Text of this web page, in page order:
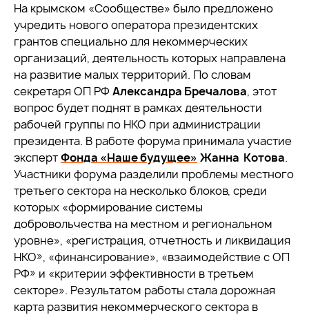
На крымском «Сообществе» было предложено
учредить нового оператора президентских
грантов специально для некоммерческих
организаций, деятельность которых направлена
на развитие малых территорий. По словам
секретаря ОП РФ Александра Бречалова, этот
вопрос будет поднят в рамках деятельности
рабочей группы по НКО при администрации
президента. В работе форума принимала участие
экспертФонда «Наше будущее» Жанна Котова.
Участники форума разделили проблемы местного
третьего сектора на несколько блоков, среди
которых «формирование системы
добровольчества на местном и региональном
уровне», «регистрация, отчетность и ликвидация
НКО», «финансирование», «взаимодействие с ОП
РФ» и «критерии эффективности в третьем
секторе». Результатом работы стала дорожная
карта развития некоммерческого сектора в